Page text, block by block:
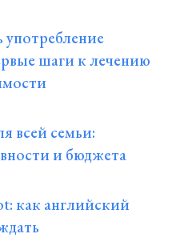
употребление
шаги к лечению
всей семьи:
и бюджета
как английский